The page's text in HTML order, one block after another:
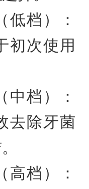
低档）：
初次使用
中档）：
去除牙菌
高档）：